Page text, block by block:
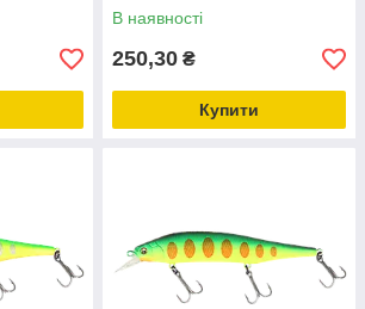
В наявності
250,30 ₴
Купити